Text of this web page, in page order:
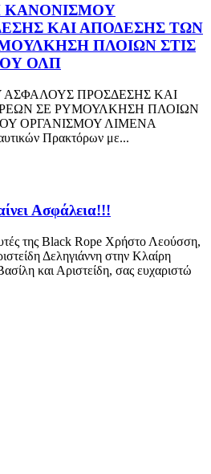
ΚΑΝΟΝΙΣΜΟΥ
ΚΑΙ ΑΠΟΔΕΣΗΣ ΤΩΝ
ΠΛΟΙΩΝ ΣΤΙΣ
ΟΛΠ
ΠΡΟΣΔΕΣΗΣ ΚΑΙ
ΣΕ ΡΥΜΟΥΛΚΗΣΗ ΠΛΟΙΩΝ
ΟΡΓΑΝΙΣΜΟΥ ΛΙΜΕΝΑ
Πρακτόρων με...
Ασφάλεια!!!
της Black Rope Χρήστο Λεούσση,
Δεληγιάννη στην Κλαίρη
και Αριστείδη, σας ευχαριστώ